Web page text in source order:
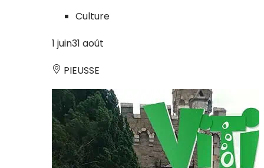
Culture
1 juin31 août
PIEUSSE